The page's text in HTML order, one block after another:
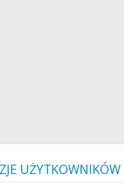
UŻYTKOWNIKÓW